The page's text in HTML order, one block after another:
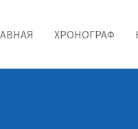
ХРОНОГРАФ